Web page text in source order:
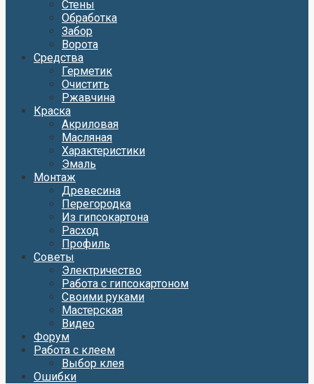
Стены
Обработка
Забор
Ворота
Средства
Герметик
Очистить
Ржавчина
Краска
Акриловая
Масляная
Характеристики
Эмаль
Монтаж
Древесина
Перегородка
Из гипсокартона
Расход
Профиль
Советы
Электричество
Работа с гипсокартоном
Своими руками
Мастерская
Видео
Форум
Работа с клеем
Выбор клея
Ошибки